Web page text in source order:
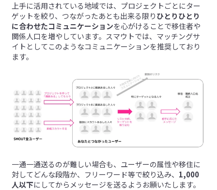
上手に活用されている地域では、プロジェクトごとにター
ゲットを絞り、つながったあとも出来る限りひとりひとり
に合わせたコミュニケーションを心がけることで移住者や
関係人口を増やしています。スマウトでは、マッチングサ
イトとしてこのようなコミュニケーションを推奨しており
ます。
一通一通送るのが難しい場合も、ユーザーの属性や移住に
対してどんな段階か、フリーワード等で絞り込み、 1,000
人以下にしてからメッセージを送るようお願いたします。